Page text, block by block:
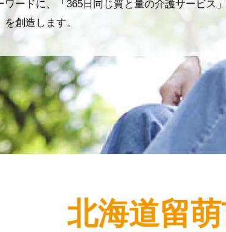
ワードに、「365日同じ質と量の介護サービス
創造します。
北海道留